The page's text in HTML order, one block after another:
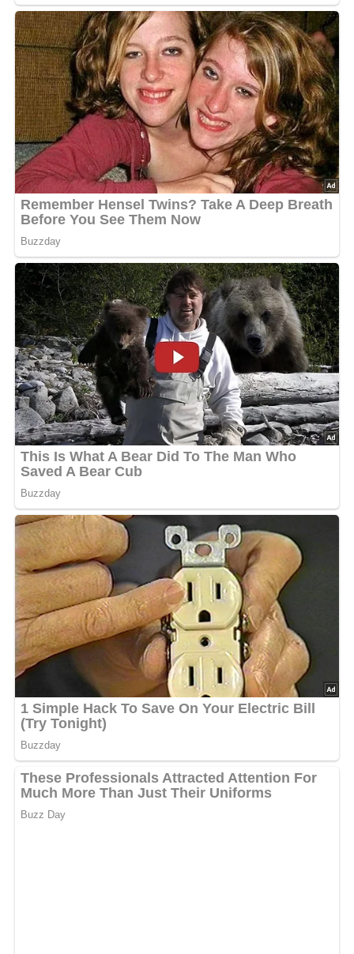
vorher abziehen. Mit den Karkassen und Abschnitten den
Fischfond zubereiten. Die Fischfilets in mundgerechte
Stücke schneiden und leicht mit Salz und Pfeffer würzen.
Die Butter in einem flachen, etwa 30 cm weiten Topf
aufschäumen lassen. Die Gemüsestifte und die
Zwiebelscheiben darin andünsten. Mit dem Weißwein
ablöschen und 3 bis 4 Minuten köcheln lassen. Den
Fischfond zugießen und weitere 3 bis 4 Minuten köcheln,
damit das Gemüse gar wird und seine Aromen an den
Fond abgeben kann. Den Fisch und das Bouquet garni in
den Fond geben. Aufkochen und 1 bis 2 Minuten bei
schwacher Hitze sanft köcheln lassen. Die Fischstücke
und das Gemüse mit einer Schaumkelle aus dem Fond
heben und warm stellen. Da der Fisch jetzt noch etwas
nachgart, ist es wichtig, daß er in dem Fond nicht länger
als 1 bis 2 Minuten köchelt. Den Fond auf die gewünschte
Geschmacksintensität reduzieren, eventuell noch etwas
nachsalzen. Das Bouquet garni entfernen, die Hitze
reduzieren. Die Eigelbe mit der Sahne verquirlen und
diese Liaison in den Fond rühren. Langsam und unter
ständigem Rühren erhitzen, bis eine gewisse Bindung
erreicht ist. Die gehackte Petersilie einstreuen. Anrichten:
Die Fischstücke und das Gemüse in tiefen Tellern
anrichten, die legierte Suppe darübergießen. Mit frisch
getoasteten Weißbrotscheiben servieren.
Deine Rezept-Bewertung!?